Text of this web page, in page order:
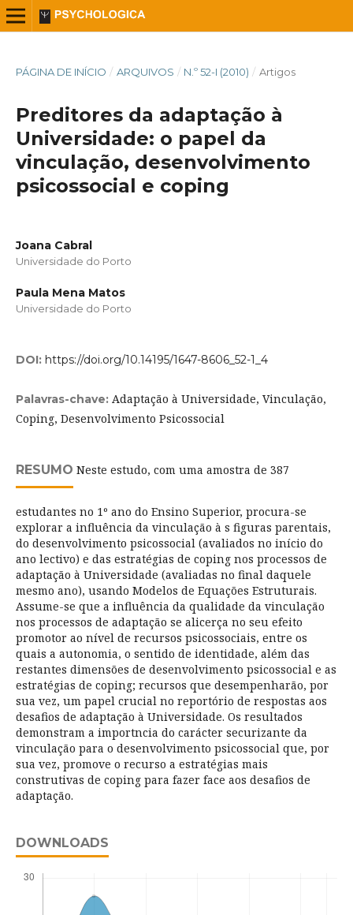
PÁGINA DE INÍCIO / ARQUIVOS / N.º 52-I (2010) / Artigos
Preditores da adaptação à
Universidade: o papel da
vinculação, desenvolvimento
psicossocial e coping
Joana Cabral
Universidade do Porto
Paula Mena Matos
Universidade do Porto
DOI: https://doi.org/10.14195/1647-8606_52-1_4
Palavras-chave: Adaptação à Universidade, Vinculação,
Coping, Desenvolvimento Psicossocial
RESUMO Neste estudo, com uma amostra de 387
estudantes no 1º ano do Ensino Superior, procura-se
explorar a influência da vinculação à s figuras parentais,
do desenvolvimento psicossocial (avaliados no início do
ano lectivo) e das estratégias de coping nos processos de
adaptação à Universidade (avaliadas no final daquele
mesmo ano), usando Modelos de Equações Estruturais.
Assume-se que a influência da qualidade da vinculação
nos processos de adaptação se alicerça no seu efeito
promotor ao nível de recursos psicossociais, entre os
quais a autonomia, o sentido de identidade, além das
restantes dimensões de desenvolvimento psicossocial e as
estratégias de coping; recursos que desempenharão, por
sua vez, um papel crucial no reportório de respostas aos
desafios de adaptação à Universidade. Os resultados
demonstram a importncia do carácter securizante da
vinculação para o desenvolvimento psicossocial que, por
sua vez, promove o recurso a estratégias mais
construtivas de coping para fazer face aos desafios de
adaptação.
DOWNLOADS